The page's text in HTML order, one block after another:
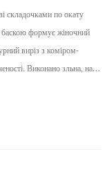
складочками по окату
баскою формує жіночний
виріз з коміром-
Виконано зльна, на